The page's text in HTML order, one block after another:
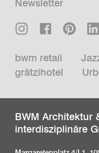
Newsletter
bwm retail
grätzlhotel
BWM Architektur
interdisziplinäre